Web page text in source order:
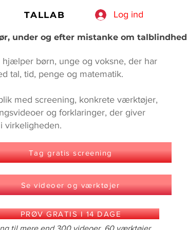
TALLAB Log ind
under og efter mistanke om talblindhed
hjælper børn, unge og voksne, der har
tal, tid, penge og matematik.
med screening, konkrete værktøjer,
og forklaringer, der giver
virkeligheden.
Tag gratis screening
Se videoer og værktøjer
PRØV GRATIS I 14 DAGE
til mere end 300 videoer, 60 værktøjer,